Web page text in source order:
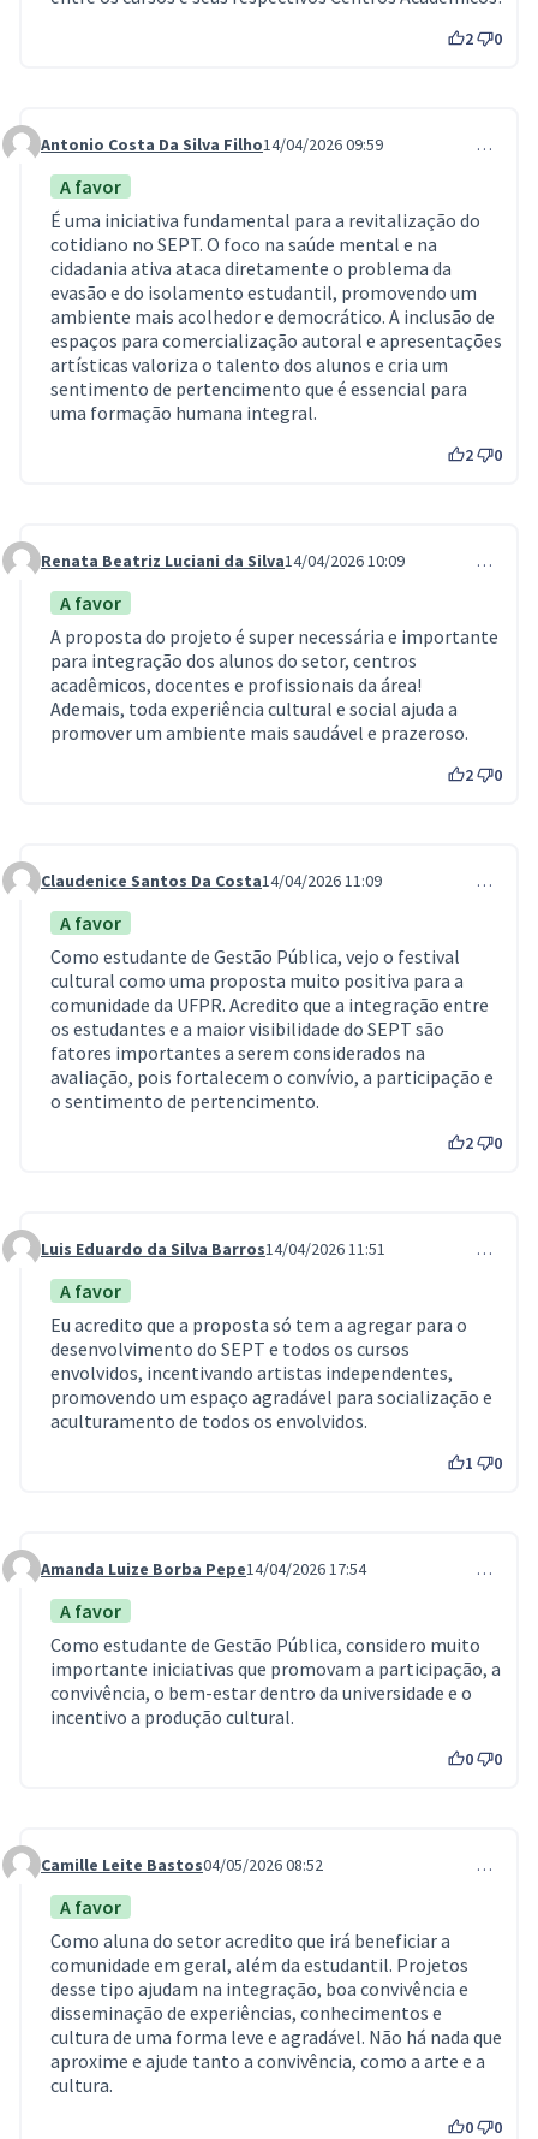
2 0
Comment 1335
Antonio Costa Da Silva Filho14/04/2026 09:59 …
A favor
É uma iniciativa fundamental para a revitalização do
cotidiano no SEPT. O foco na saúde mental e na
cidadania ativa ataca diretamente o problema da
evasão e do isolamento estudantil, promovendo um
ambiente mais acolhedor e democrático. A inclusão de
espaços para comercialização autoral e apresentações
artísticas valoriza o talento dos alunos e cria um
sentimento de pertencimento que é essencial para
uma formação humana integral.
2 0
Comment 1336
Renata Beatriz Luciani da Silva14/04/2026 10:09 …
A favor
A proposta do projeto é super necessária e importante
para integração dos alunos do setor, centros
acadêmicos, docentes e profissionais da área!
Ademais, toda experiência cultural e social ajuda a
promover um ambiente mais saudável e prazeroso.
2 0
Comment 1339
Claudenice Santos Da Costa14/04/2026 11:09 …
A favor
Como estudante de Gestão Pública, vejo o festival
cultural como uma proposta muito positiva para a
comunidade da UFPR. Acredito que a integração entre
os estudantes e a maior visibilidade do SEPT são
fatores importantes a serem considerados na
avaliação, pois fortalecem o convívio, a participação e
o sentimento de pertencimento.
2 0
Comment 1342
Luis Eduardo da Silva Barros14/04/2026 11:51 …
A favor
Eu acredito que a proposta só tem a agregar para o
desenvolvimento do SEPT e todos os cursos
envolvidos, incentivando artistas independentes,
promovendo um espaço agradável para socialização e
aculturamento de todos os envolvidos.
1 0
Comment 1352
Amanda Luize Borba Pepe14/04/2026 17:54 …
A favor
Como estudante de Gestão Pública, considero muito
importante iniciativas que promovam a participação, a
convivência, o bem-estar dentro da universidade e o
incentivo a produção cultural.
0 0
Comment 1457
Camille Leite Bastos04/05/2026 08:52 …
A favor
Como aluna do setor acredito que irá beneficiar a
comunidade em geral, além da estudantil. Projetos
desse tipo ajudam na integração, boa convivência e
disseminação de experiências, conhecimentos e
cultura de uma forma leve e agradável. Não há nada que
aproxime e ajude tanto a convivência, como a arte e a
cultura.
0 0